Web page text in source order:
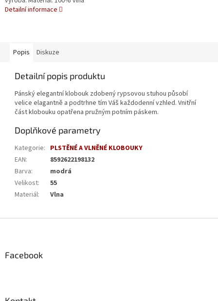
Detailní informace
Popis Diskuze
Detailní popis produktu
Pánský elegantní klobouk zdobený rypsovou stuhou působí
velice elagantně a podtrhne tím Váš každodenní vzhled. Vnitřní
část klobouku opatřena pružným potním páskem.
Doplňkové parametry
Kategorie: PLSTĚNÉ A VLNĚNÉ KLOBOUKY
EAN:
8592622198132
Barva:
modrá
Velikost:
55
Materiál: Vlna
Facebook